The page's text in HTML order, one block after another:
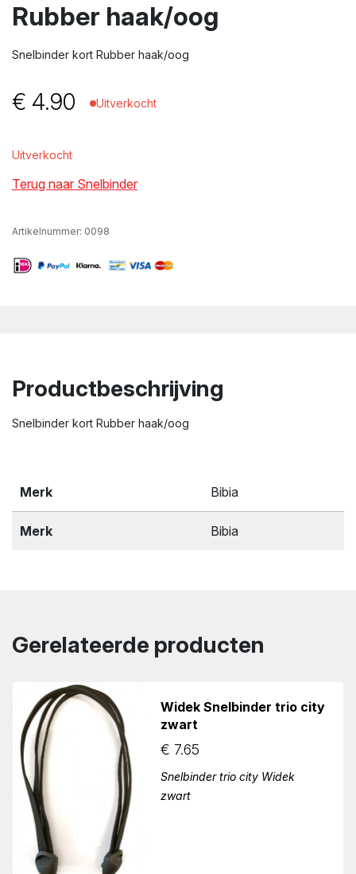
Rubber haak/oog
Snelbinder kort Rubber haak/oog
€ 4.90 Uitverkocht
Uitverkocht
Terug naar Snelbinder
Artikelnummer: 0098
Productbeschrijving
Snelbinder kort Rubber haak/oog
Merk Bibia
Merk Bibia
Gerelateerde producten
Widek Snelbinder trio city
zwart
€ 7.65
Snelbinder trio city Widek
zwart